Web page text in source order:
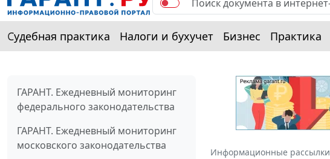
Судебная практика Налоги и бухучет Бизнес Практика
ГАРАНТ. Ежедневный мониторинг
федерального законодательства
ГАРАНТ. Ежедневный мониторинг
московского законодательства
Информационные рассылки